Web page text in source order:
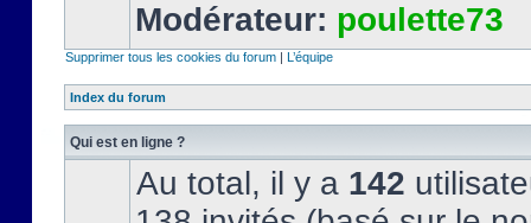
Modérateur: poulette73
Supprimer tous les cookies du forum | L’équipe
Index du forum
Qui est en ligne ?
Au total, il y a 142